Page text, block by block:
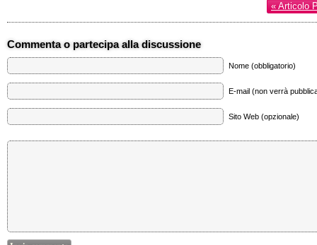
« Articolo
Commenta o partecipa alla discussione
Nome (obbligatorio)
E-mail (non verrà
Sito Web (opzionale)